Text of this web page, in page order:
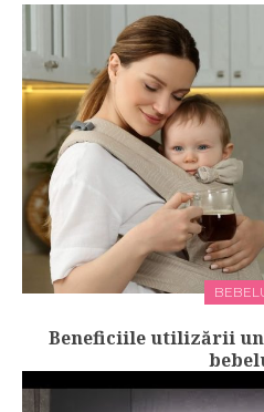
Beneficiile utilizării